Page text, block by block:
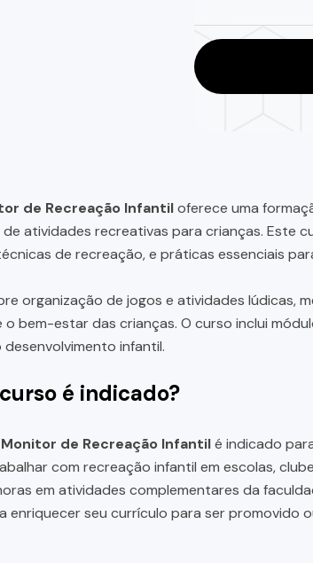
de Recreação Infantiloferece uma
atividades recreativas para crianças. Este
de recreação, e práticas essenciais
organização de jogos e atividades lúdicas,
bem-estar das crianças. O curso inclui
infantil.
é indicado?
de Recreação Infantilé indicado
com recreação infantil em escolas,
em atividades complementares da
enriquecer seu currículo para ser